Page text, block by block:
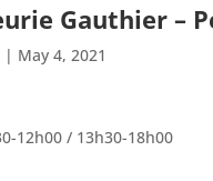
Gauthier –
| May 4, 2021
12h00 / 13h30-18h00